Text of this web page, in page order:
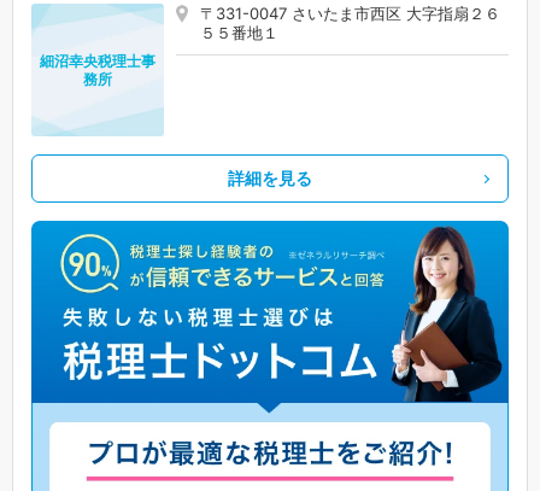
〒331-0047 さいたま市西区 大字指扇２６
５５番地１
細沼幸央税理士事
務所
詳細を見る